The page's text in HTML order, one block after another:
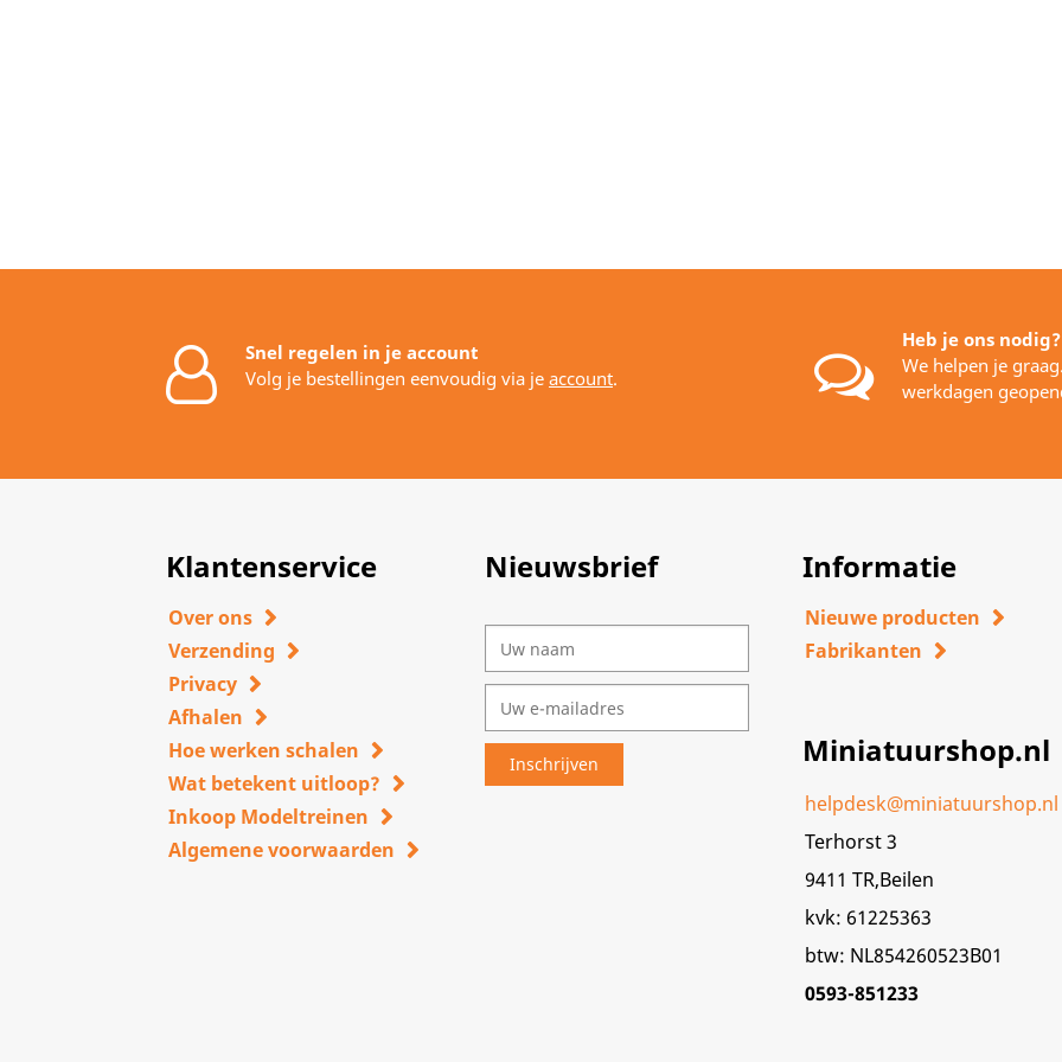
Snel regelen in je account
Volg je bestellingen eenvoudig via je account.
Heb je ons nodig?
We helpen je graag.
werkdagen
Klantenservice
Over ons
Verzending
Privacy
Afhalen
Hoe werken schalen
Wat betekent uitloop?
Inkoop Modeltreinen
Algemene voorwaarden
Nieuwsbrief Informatie
Nieuwe producten
Fabrikanten
Miniatuurshop.nl
helpdesk@miniatuurshop.nl
Terhorst 3
9411 TR,Beilen
kvk: 61225363
btw: NL854260523B01
0593-851233